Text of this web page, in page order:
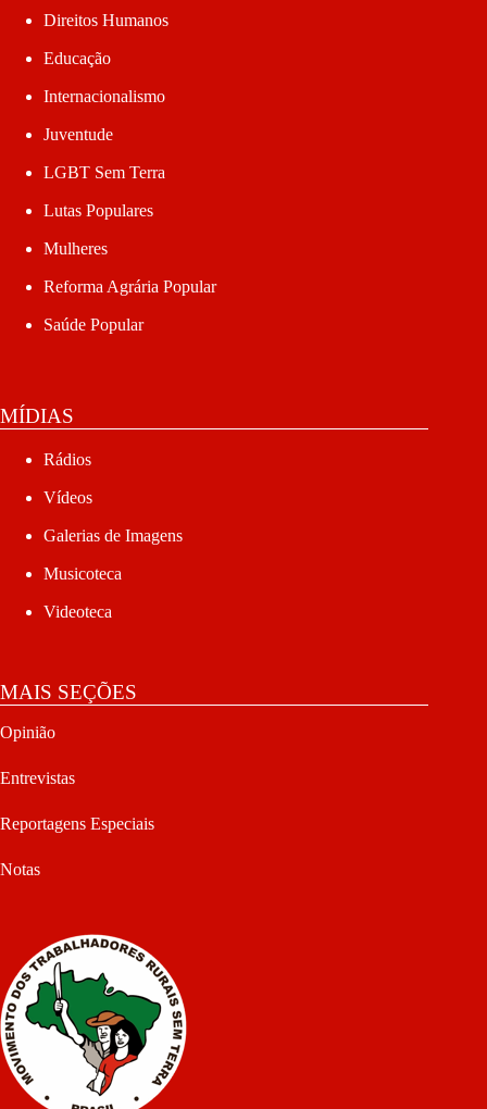
Direitos Humanos
Educação
Internacionalismo
Juventude
LGBT Sem Terra
Lutas Populares
Mulheres
Reforma Agrária Popular
Saúde Popular
MÍDIAS
Rádios
Vídeos
Galerias de Imagens
Musicoteca
Videoteca
MAIS SEÇÕES
Opinião
Entrevistas
Reportagens Especiais
Notas